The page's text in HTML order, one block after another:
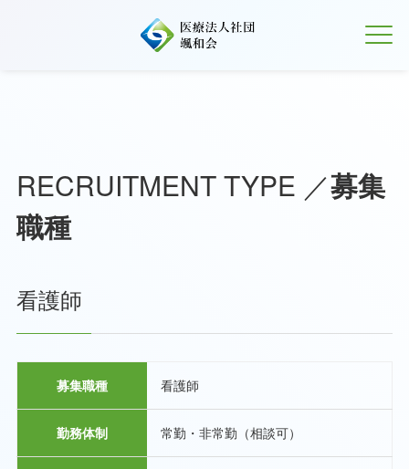
RECRUITMENT TYPE ／募集
職種
看護師
募集職種 看護師
勤務体制 常勤・非常勤（相談可）